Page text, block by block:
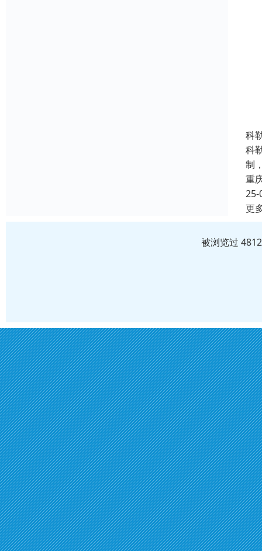
科
科
制
重
25-
更
被浏览过